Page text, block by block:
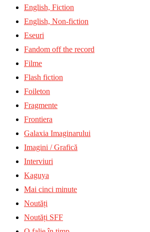
English, Fiction
English, Non-fiction
Eseuri
Fandom off the record
Filme
Flash fiction
Foileton
Fragmente
Frontiera
Galaxia Imaginarului
Imagini / Grafică
Interviuri
Kaguya
Mai cinci minute
Noutăți
Noutăți SFF